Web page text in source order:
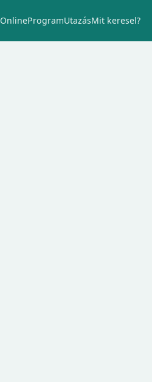
OnlineProgramUtazásMit keresel?